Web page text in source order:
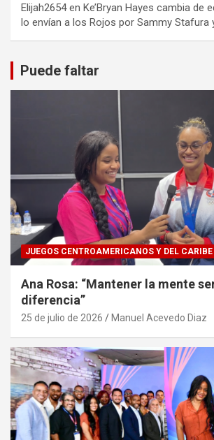
Elijah2654en Ke’Bryan Hayes cambia de
lo envían a los Rojos por Sammy Stafura
Puede faltar
JUEGOS CENTROAMERICANOS Y DEL CARIBE
Ana Rosa: “Mantener la mente
diferencia”
25 de julio de 2026 Manuel Acevedo Diaz